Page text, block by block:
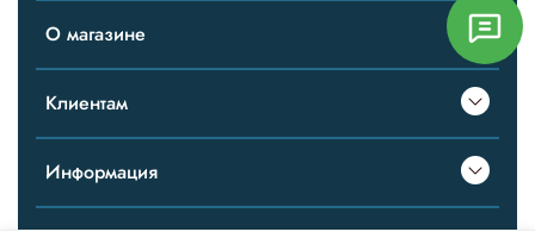
О магазине
Клиентам
Информация